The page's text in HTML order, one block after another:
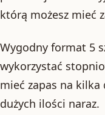
którą możesz mieć
Wygodny format 5
wykorzystać
mieć zapas na
dużych ilości naraz.